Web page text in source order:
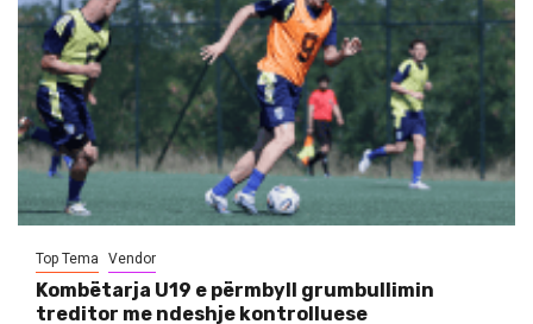
Top Tema Vendor
Kombëtarja U19 e përmbyll grumbullimin
treditor me ndeshje kontrolluese